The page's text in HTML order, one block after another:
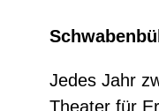
Jedes Jahr
Theater für